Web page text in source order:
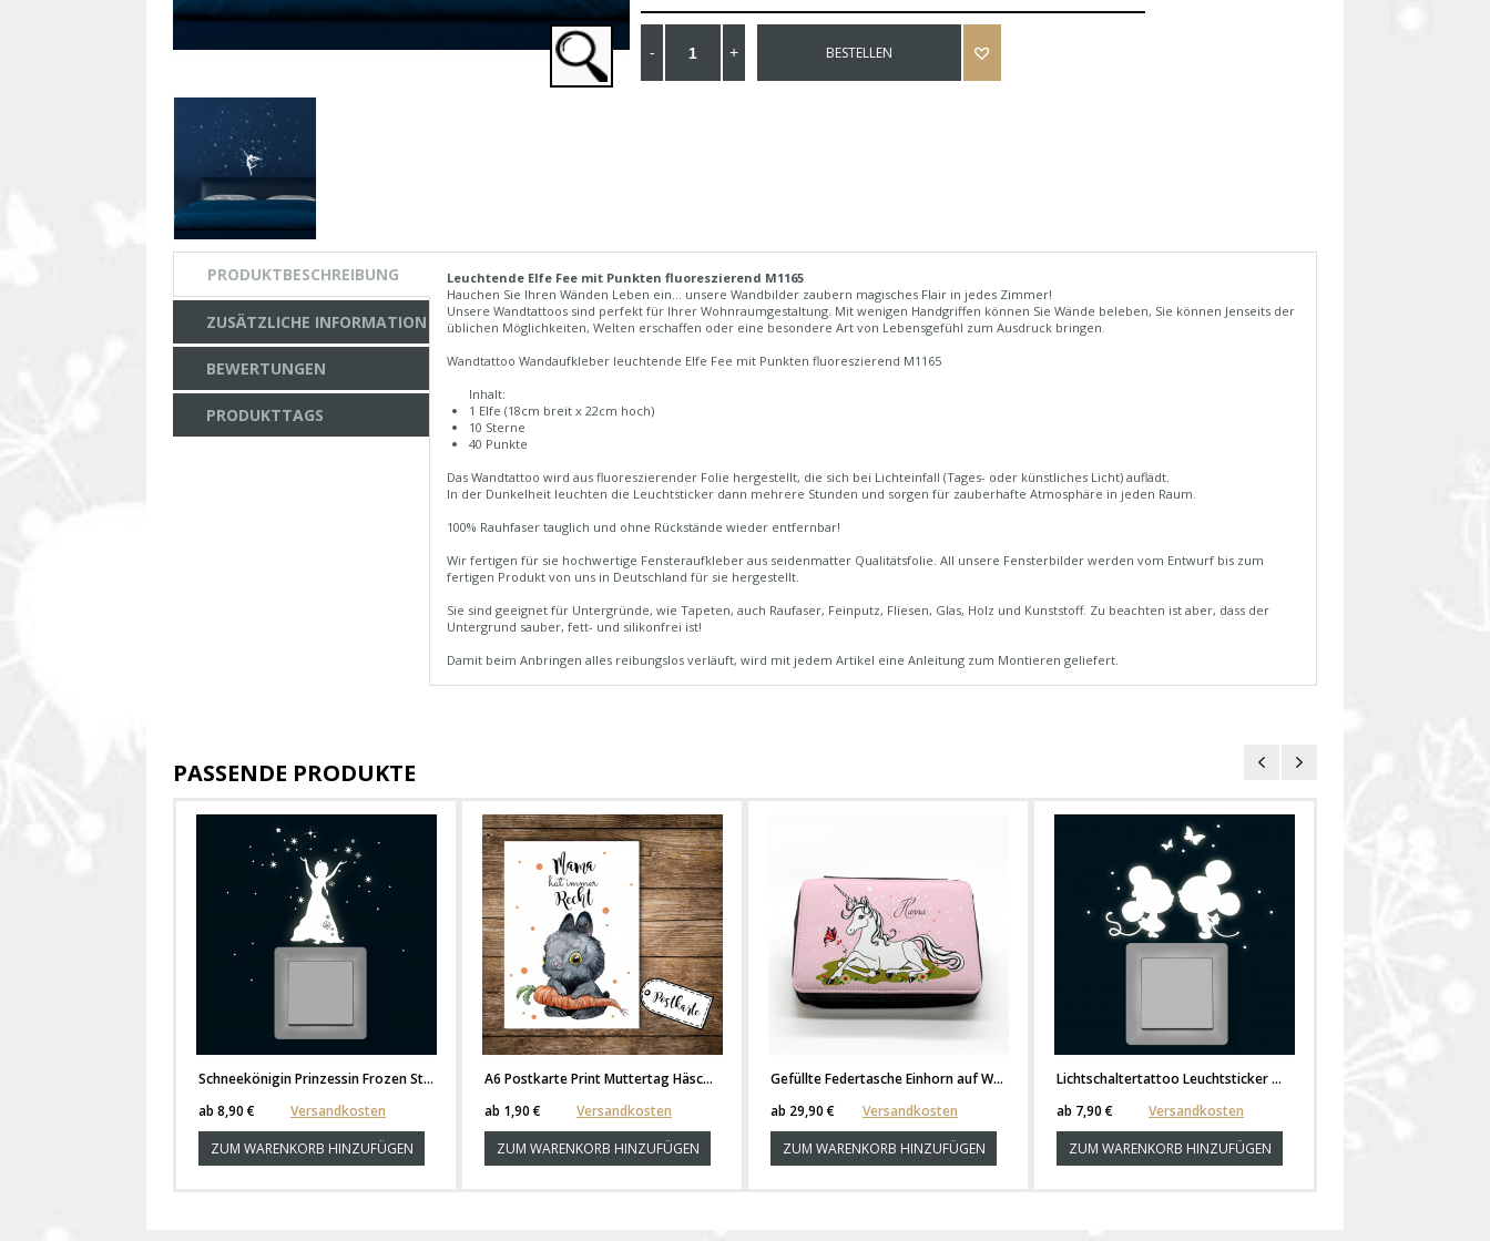
BESTELLEN
PRODUKTBESCHREIBUNG
ZUSÄTZLICHE INFORMATION
BEWERTUNGEN
PRODUKTTAGS
Leuchtende Elfe Fee mit Punkten fluoreszierend M1165
Hauchen Sie Ihren Wänden Leben ein... unsere Wandbilder zaubern magisches Flair in jedes Zimmer!
Unsere Wandtattoos sind perfekt für Ihrer Wohnraumgestaltung. Mit wenigen Handgriffen können Sie Wände beleben, Sie können Jenseits der
üblichen Möglichkeiten, Welten erschaffen oder eine besondere Art von Lebensgefühl zum Ausdruck bringen.
Wandtattoo Wandaufkleber leuchtende Elfe Fee mit Punkten fluoreszierend M1165
Inhalt:
1 Elfe (18cm breit x 22cm hoch)
10 Sterne
40 Punkte
Das Wandtattoo wird aus fluoreszierender Folie hergestellt, die sich bei Lichteinfall (Tages- oder künstliches Licht) auflädt.
In der Dunkelheit leuchten die Leuchtsticker dann mehrere Stunden und sorgen für zauberhafte Atmosphäre in jeden Raum.
100% Rauhfaser tauglich und ohne Rückstände wieder entfernbar!
Wir fertigen für sie hochwertige Fensteraufkleber aus seidenmatter Qualitätsfolie. All unsere Fensterbilder werden vom Entwurf bis zum
fertigen Produkt von uns in Deutschland für sie hergestellt.
Sie sind geeignet für Untergründe, wie Tapeten, auch Raufaser, Feinputz, Fliesen, Glas, Holz und Kunststoff. Zu beachten ist aber, dass der
Untergrund sauber, fett- und silikonfrei ist!
Damit beim Anbringen alles reibungslos verläuft, wird mit jedem Artikel eine Anleitung zum Montieren geliefert.
PASSENDE PRODUKTE
Schneekönigin Prinzessin Frozen Sterne Schneeflocken fluoreszierend M1648
ab 8,90 €
Versandkosten
ZUM WARENKORB HINZUFÜGEN
A6 Postkarte Print Muttertag Häschen mit Möhre und Spruch Mama hat immer recht pk105
ab 1,90 €
Versandkosten
ZUM WARENKORB HINZUFÜGEN
Gefüllte Federtasche Einhorn auf Wiese mit Sternen Punkten und Wunschname fm020
ab 29,90 €
Versandkosten
ZUM WARENKORB HINZUFÜGEN
Lichtschaltertattoo Leuchtsticker Wandtattoo Maus Mäuse mit Schmetterlinge und Punkten fluoreszierend nachtleuchtend M1368
ab 7,90 €
Versandkosten
ZUM WARENKORB HINZUFÜGEN